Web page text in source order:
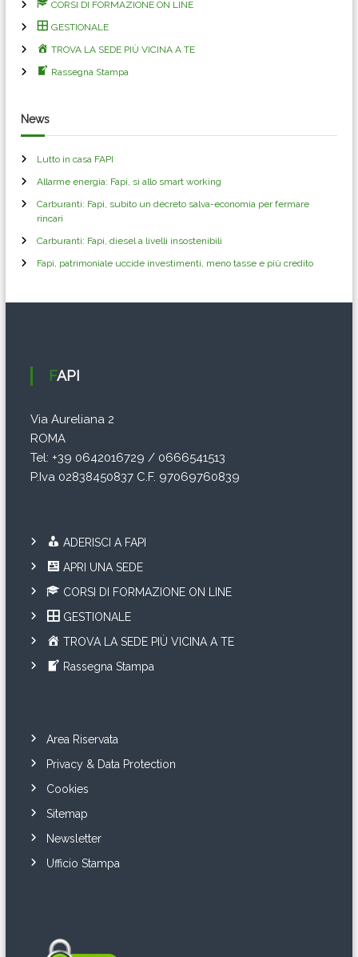
CORSI DI FORMAZIONE ON LINE
GESTIONALE
TROVA LA SEDE PIÙ VICINA A TE
Rassegna Stampa
News
Lutto in casa FAPI
Allarme energia: Fapi, si allo smart working
Carburanti: Fapi, subito un decreto salva-economia per fermare
rincari
Carburanti: Fapi, diesel a livelli insostenibili
Fapi, patrimoniale uccide investimenti, meno tasse e più credito
FAPI
Via Aureliana 2
ROMA
Tel: +39 0642016729 / 0666541513
P.Iva 02838450837 C.F. 97069760839
ADERISCI A FAPI
APRI UNA SEDE
CORSI DI FORMAZIONE ON LINE
GESTIONALE
TROVA LA SEDE PIÙ VICINA A TE
Rassegna Stampa
Area Riservata
Privacy & Data Protection
Cookies
Sitemap
Newsletter
Ufficio Stampa